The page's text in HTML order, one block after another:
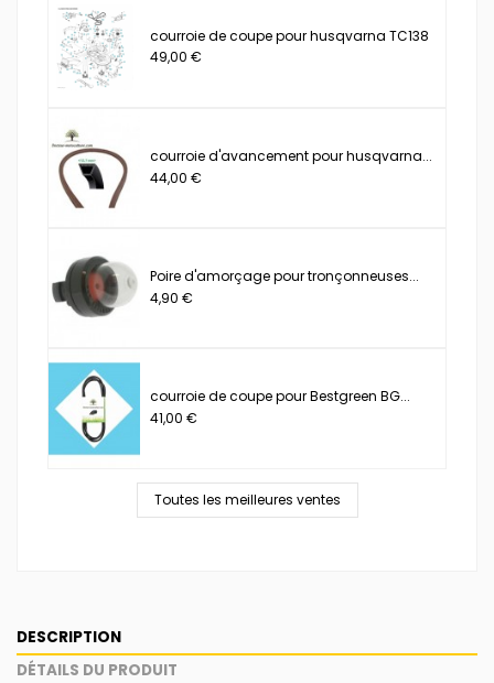
courroie de coupe pour husqvarna TC138
49,00 €
courroie d'avancement pour husqvarna...
44,00 €
Poire d'amorçage pour tronçonneuses...
4,90 €
courroie de coupe pour Bestgreen BG...
41,00 €
Toutes les meilleures ventes
DESCRIPTION
DÉTAILS DU PRODUIT